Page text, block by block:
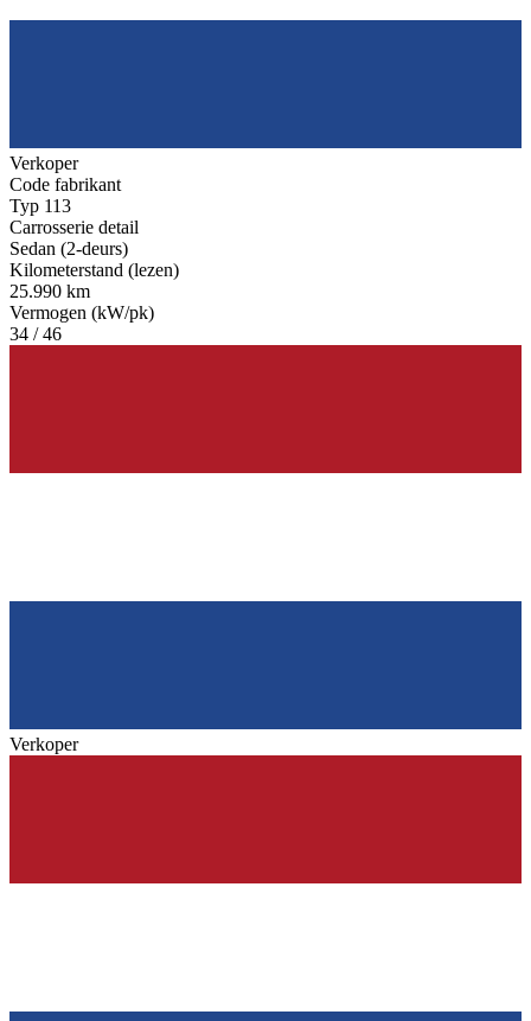
Verkoper
Code fabrikant
Typ 113
Carrosserie detail
Sedan (2-deurs)
Kilometerstand (lezen)
25.990 km
Vermogen (kW/pk)
34 / 46
Verkoper